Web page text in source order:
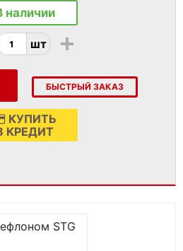
наличии
шт +
БЫСТРЫЙ ЗАКАЗ
КУПИТЬ
КРЕДИТ
STG